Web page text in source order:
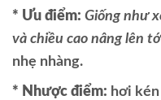
* Ưu điểm: Giống như
và chiều cao nâng lên
nhẹ nhàng.
* Nhược điểm: hơi